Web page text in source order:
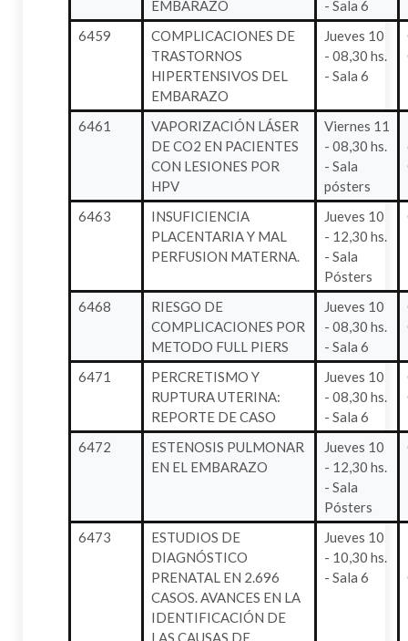
EMBARAZO
- Sala 6
6459
COMPLICACIONES DE
TRASTORNOS
HIPERTENSIVOS DEL
EMBARAZO
Jueves 10
- 08,30 hs.
- Sala 6
6461
VAPORIZACIÓN LÁSER
DE CO2 EN PACIENTES
CON LESIONES POR
HPV
Viernes 11
- 08,30 hs.
- Sala
pósters
6463
INSUFICIENCIA
PLACENTARIA Y MAL
PERFUSION MATERNA.
Jueves 10
- 12,30 hs.
- Sala
Pósters
6468
RIESGO DE
COMPLICACIONES POR
METODO FULL PIERS
Jueves 10
- 08,30 hs.
- Sala 6
6471
PERCRETISMO Y
RUPTURA UTERINA:
REPORTE DE CASO
Jueves 10
- 08,30 hs.
- Sala 6
6472
ESTENOSIS PULMONAR
EN EL EMBARAZO
Jueves 10
- 12,30 hs.
- Sala
Pósters
6473
ESTUDIOS DE
DIAGNÓSTICO
PRENATAL EN 2.696
CASOS. AVANCES EN LA
IDENTIFICACIÓN DE
LAS CAUSAS DE
Jueves 10
- 10,30 hs.
- Sala 6